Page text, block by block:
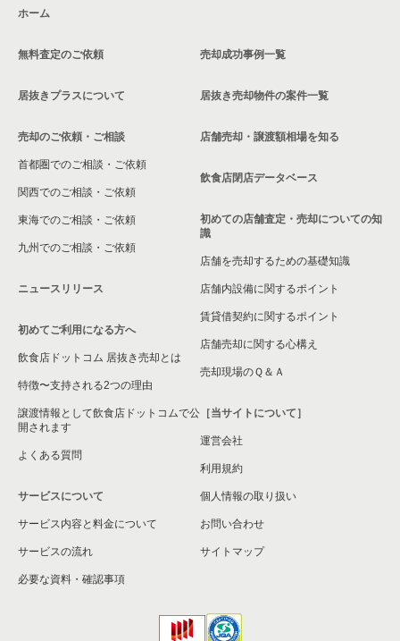
大阪市鶴見区の飲食店の居抜き売却物件の案件一覧
大阪市浪速区の飲食店の居抜き売却物件の案件一覧
八尾市の飲食店の居抜き売却物件の案件一覧
大東市の飲食店の居抜き売却物件の案件一覧
箕面市の飲食店の居抜き売却物件の案件一覧
大阪市淀川区の飲食店の居抜き売却物件の案件一覧
大阪市東成区の飲食店の居抜き売却物件の案件一覧
大阪市城東区の飲食店の居抜き売却物件の案件一覧
大阪市旭区の飲食店の居抜き売却物件の案件一覧
和泉市の飲食店の居抜き売却物件の案件一覧
池田市の飲食店の居抜き売却物件の案件一覧
大阪市大正区の飲食店の居抜き売却物件の案件一覧
ホーム
無料査定のご依頼
居抜きプラスについて
売却のご依頼・ご相談
首都圏でのご相談・ご依頼
関西でのご相談・ご依頼
東海でのご相談・ご依頼
九州でのご相談・ご依頼
ニュースリリース
初めてご利用になる方へ
飲食店ドットコム 居抜き売却とは
特徴〜支持される2つの理由
譲渡情報として飲食店ドットコムで公
開されます
よくある質問
サービスについて
サービス内容と料金について
サービスの流れ
必要な資料・確認事項
売却成功事例一覧
居抜き売却物件の案件一覧
店舗売却・譲渡額相場を知る
飲食店閉店データベース
初めての店舗査定・売却についての知
識
店舗を売却するための基礎知識
店舗内設備に関するポイント
賃貸借契約に関するポイント
店舗売却に関する心構え
売却現場のＱ＆Ａ
［当サイトについて］
運営会社
利用規約
個人情報の取り扱い
お問い合わせ
サイトマップ